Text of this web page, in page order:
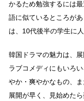
かるため勉強するには
語に似ているところが
は、10代後半の学生に
韓国ドラマの魅力は、
ラブコメディにもいろ
やか・爽やかなもの、
展開が早く、見始めたら